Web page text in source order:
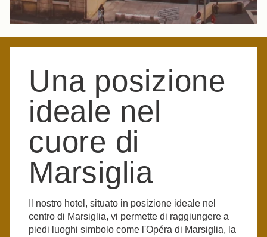
Una posizione
ideale nel
cuore di
Marsiglia
Il nostro hotel, situato in posizione ideale nel
centro di Marsiglia, vi permette di raggiungere a
piedi luoghi simbolo come l'Opéra di Marsiglia, la